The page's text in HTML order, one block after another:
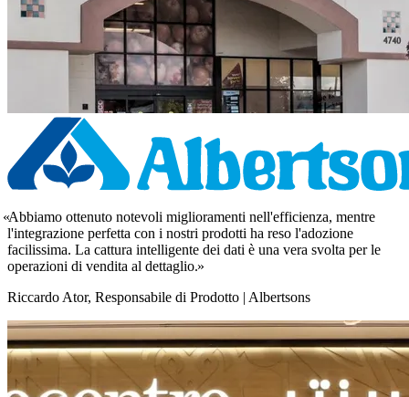
Abbiamo ottenuto notevoli miglioramenti nell'efficienza, mentre
l'integrazione perfetta con i nostri prodotti ha reso l'adozione
facilissima. La cattura intelligente dei dati è una vera svolta per le
operazioni di vendita al dettaglio.
Riccardo Ator, Responsabile di Prodotto | Albertsons